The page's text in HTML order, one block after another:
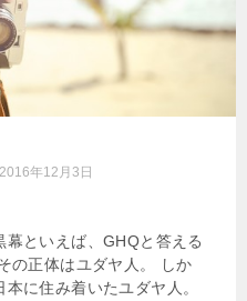
2016年12月3日
といえば、GHQと答える
の正体はユダヤ人。 しか
に住み着いたユダヤ人。